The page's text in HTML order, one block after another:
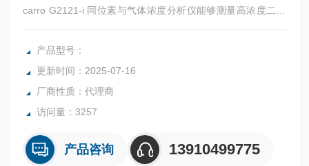
carro G2121-i 同位素与气体浓度分析仪能够测量高浓度二氧
化碳 (CO2) (2000 – 4000 ppm) 中的 δ13C 以及 CO2 气体浓
度。测量 CO2 中的 δ13C，精度优于 0.4 ‰（典型为 0.2 – 0.
产品型号：
更新时间：2025-07-16
厂商性质：代理商
访问量：3257
产品咨询 13910499775